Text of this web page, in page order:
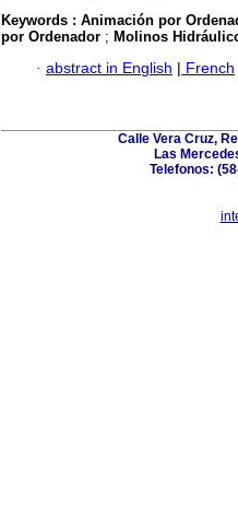
Keywords : Animación por
por Ordenador ; Molinos
· abstract in English | French
Calle Vera Cruz,
Las
Telefonos: